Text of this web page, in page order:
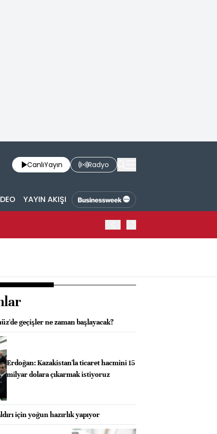
CanlıYayın Radyo
YAYIN AKIŞI
geçişler ne zaman başlayacak?
Erdoğan: Kazakistan'la ticaret hacmini 15
milyar dolara çıkarmak istiyoruz
için yoğun hazırlık yapıyor